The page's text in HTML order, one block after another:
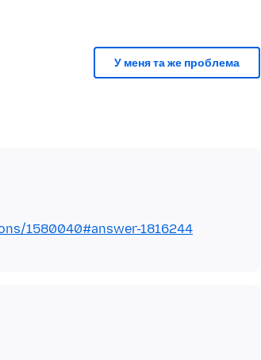
У меня та же проблема
1580040#answer-1816244